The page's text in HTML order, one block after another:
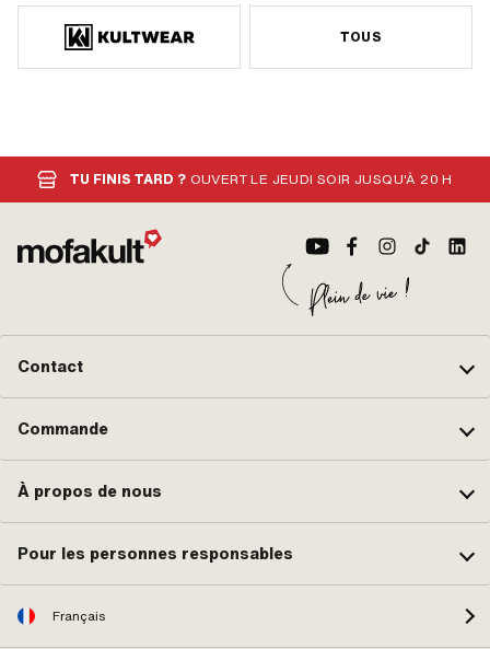
TOUS
TU FINIS TARD ? OUVERT LE JEUDI SOIR JUSQU'À 20 H
Contact
Commande
À propos de nous
Pour les personnes responsables
Français